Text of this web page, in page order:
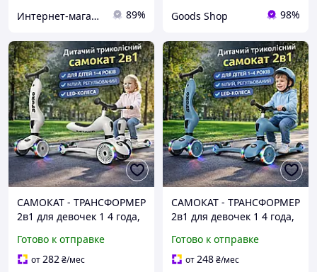
Интернет-магазин "Маленький Гонщик" 89% Goods Shop 98%
САМОКАТ - ТРАНСФОРМЕР
2в1 для девочек 1 4 года,
колесами Легкая сборка
Светло-серый
Готово к отправке
от282₴/мес
САМОКАТ - ТРАНСФОРМЕР
2в1 для девочек 1 4 года,
колесами Легкая сборка
Синий
Готово к отправке
от248₴/мес